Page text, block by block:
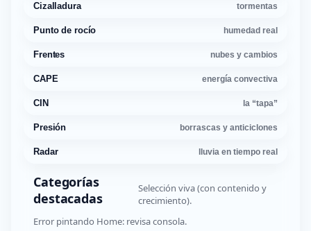
Cizalladura tormentas
Punto de rocío humedad real
Frentes nubes y cambios
CAPE energía convectiva
CIN la “tapa”
Presión borrascas y anticiclones
Radar lluvia en tiempo real
Categorías
destacadas
Selección viva (con contenido y
crecimiento).
Error pintando Home: revisa consola.